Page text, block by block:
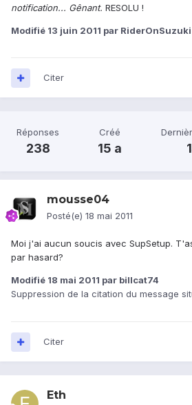
notification... Gênant. RESOLU !
Modifié 13 juin 2011 par RiderOnSuzuki
Citer
Réponses
238
Créé
15 a
mousse04
Posté(e) 18 mai 2011
Moi j'ai aucun soucis avec SupSetup.
par hasard?
Modifié 18 mai 2011 par billcat74
Suppression de la citation du message
Citer
Eth